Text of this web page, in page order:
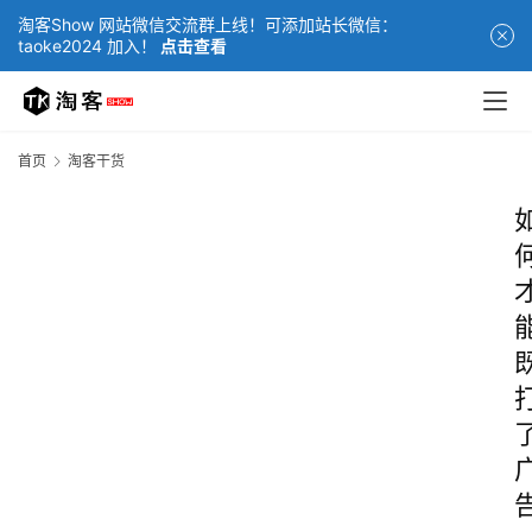
淘客Show 网站微信交流群上线！可添加站长微信：
taoke2024 加入！
点击查看
首页 淘客干货